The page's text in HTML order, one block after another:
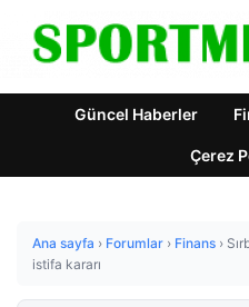
Güncel Haberler
Çerez
Ana sayfa › Forumlar › Finans ›
istifa kararı